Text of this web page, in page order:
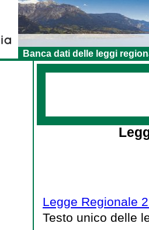
Banca dati delle leggi
Legge Regionale
Testo unico delle